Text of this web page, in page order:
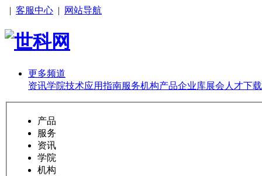
| 客服中心 | 网站导航
更多频道
资讯学院技术应用指南服务机构产品企业库展会 人才下载
产品
服务
资讯
学院
机构